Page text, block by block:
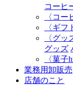
コーヒ
〈コー
〈ギフ
〈グッ
グッズ
〈菓子
業務用卸販売
店舗のこと